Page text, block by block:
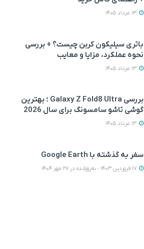
باتری سیلیکون کربن چیست؟ + بررسی
نحوه عملکرد، مزایا و معایب
بررسی Galaxy Z Fold8 Ultra ؛ بهترین
گوشی تاشو سامسونگ برای سال 2026
سفر به گذشته با Google Earth